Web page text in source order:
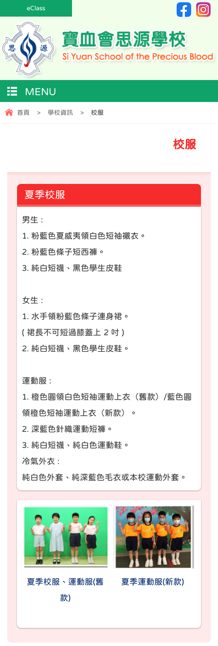
eClass
MENU
首頁 > 學校資訊 > 校服
校服
夏季校服
男生 :
1. 粉藍色夏威夷領白色短袖襯衣。
2. 粉藍色條子短西褲。
3. 純白短襪、黑色學生皮鞋
女生 :
1. 水手領粉藍色條子連身裙。
( 裙長不可短過膝蓋上 2 吋 )
2. 純白短襪、黑色學生皮鞋。
運動服 :
1. 橙色圓領白色短袖運動上衣（舊款）/藍色圓
領橙色短袖運動上衣（新款）。
2. 深藍色針織運動短褲。
3. 純白短襪、純白色運動鞋。
冷氣外衣 :
純白色外套、純深藍色毛衣或本校運動外套。
夏季校服、運動服(舊
款)
夏季運動服(新款)